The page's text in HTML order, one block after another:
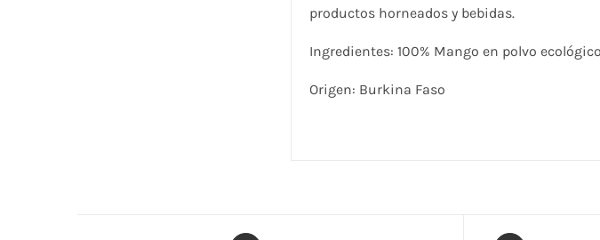
productos horneados y bebidas.
Ingredientes: 100% Mango en polvo ecológico
Origen: Burkina Faso